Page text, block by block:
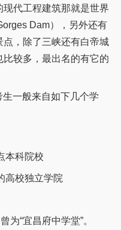
代工程建筑那就是世界
Dam），另外还有
，除了三峡还有白帝城
较多，最出名的有它的
一般来自如下几个学
本科院校
高校独立学院
“宜昌府中学堂”。